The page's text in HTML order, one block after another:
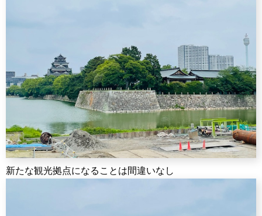
新たな観光拠点になることは間違いなし